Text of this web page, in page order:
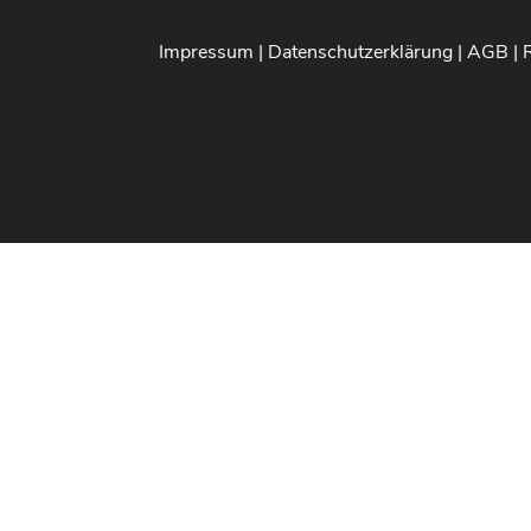
Impressum | Datenschutzerklärung |AGB |